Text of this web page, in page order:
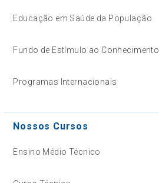
Educação em Saúde da População
Fundo de Estímulo ao Conhecimento
Programas Internacionais
Nossos Cursos
Ensino Médio Técnico